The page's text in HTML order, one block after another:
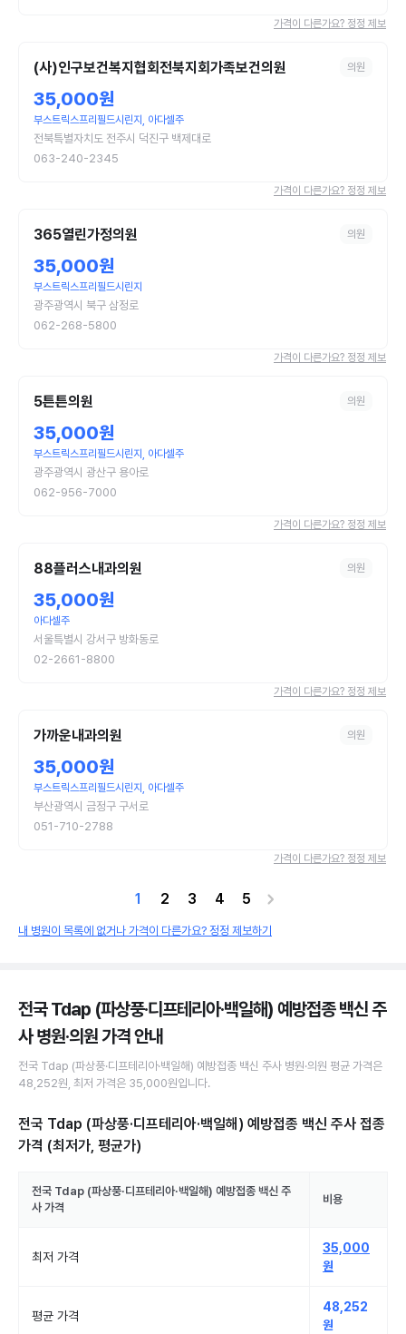
가격이 다른가요? 정정 제보
(사)인구보건복지협회전북지회가족보건의원 의원
35,000원
부스트릭스프리필드시린지, 아다셀주
전북특별자치도 전주시 덕진구 백제대로
063-240-2345
가격이 다른가요? 정정 제보
365열린가정의원 의원
35,000원
부스트릭스프리필드시린지
광주광역시 북구 삼정로
062-268-5800
가격이 다른가요? 정정 제보
5튼튼의원 의원
35,000원
부스트릭스프리필드시린지, 아다셀주
광주광역시 광산구 용아로
062-956-7000
가격이 다른가요? 정정 제보
88플러스내과의원 의원
35,000원
아다셀주
서울특별시 강서구 방화동로
02-2661-8800
가격이 다른가요? 정정 제보
가까운내과의원 의원
35,000원
부스트릭스프리필드시린지, 아다셀주
부산광역시 금정구 구서로
051-710-2788
가격이 다른가요? 정정 제보
1 2 3 4 5
내 병원이 목록에 없거나 가격이 다른가요? 정정 제보하기
전국 Tdap (파상풍·디프테리아·백일해) 예방접종 백신 주
사 병원·의원가격 안내
전국 Tdap (파상풍·디프테리아·백일해) 예방접종 백신 주사 병원·의원 평균 가격은
48,252원 , 최저 가격은 35,000원입니다.
전국 Tdap (파상풍·디프테리아·백일해) 예방접종 백신 주사 접종
가격 (최저가, 평균가)
전국 Tdap (파상풍·디프테리아·백일해) 예방접종 백신 주
사 가격
비용
최저 가격
35,000
원
평균 가격
48,252
원